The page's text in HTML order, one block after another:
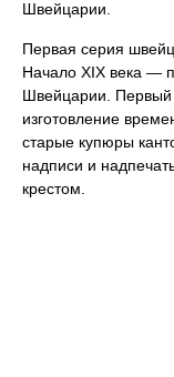
Швейцарии.
Первая серия
Начало XIX века —
Швейцарии. Первый
изготовление
старые купюры
надписи и
крестом.